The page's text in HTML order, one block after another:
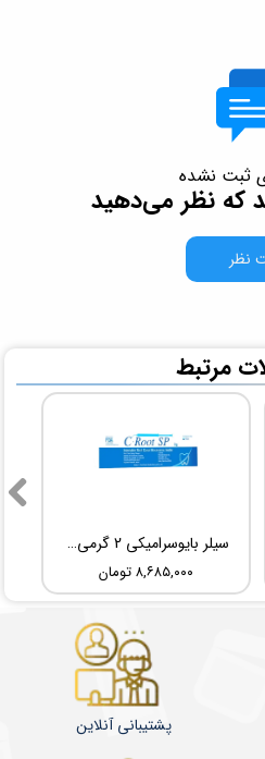
ثبت نشده
که نظر می‌دهید
نظر
سیلر بایوسرامیکی 2 گرمی Root Dental Medical C-Root SP
۸,۶۸۵,۰۰۰ تومان
مرتبط
پشتیبانی آنلاین